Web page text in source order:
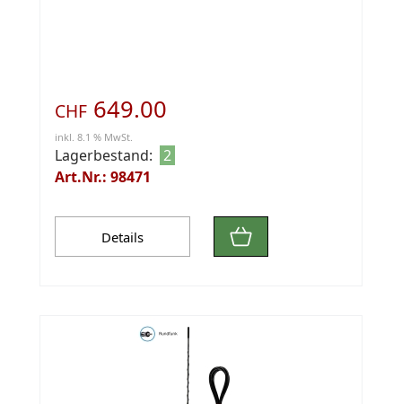
CHF 649.00
inkl. 8.1 % MwSt.
Lagerbestand: 2
Art.Nr.: 98471
Details